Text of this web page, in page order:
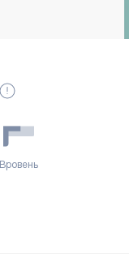
Вровень